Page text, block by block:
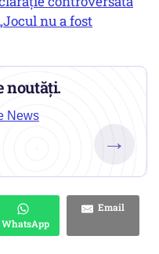
nu a fost
noutăți.
News
→
WhatsApp
Email